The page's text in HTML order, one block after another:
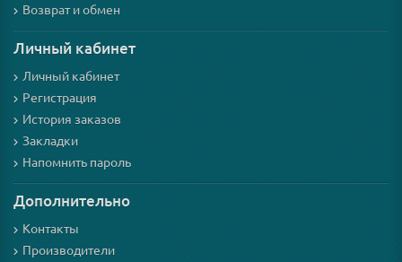
Возврат и обмен
Личный кабинет
Личный кабинет
Регистрация
История заказов
Закладки
Напомнить пароль
Дополнительно
Контакты
Производители